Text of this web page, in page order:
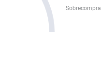
Sobrecompra